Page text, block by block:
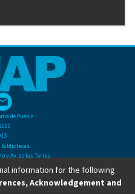
de Puebla
Bibliotecas
y Av. de las Torres
Col. San Manuel
Ext 2901
information for the following
Acknowledgement and